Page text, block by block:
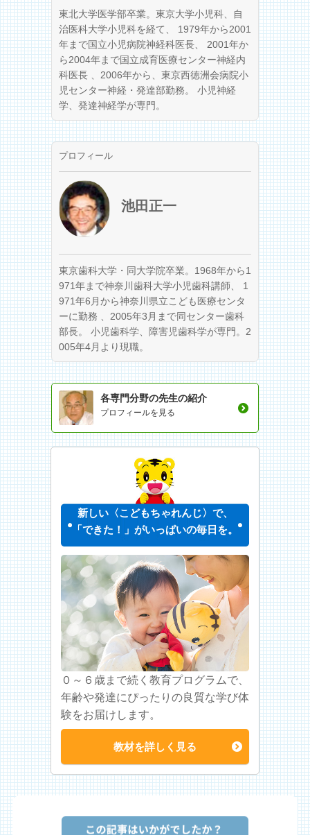
東北大学医学部卒業。東京大学小児科、自
治医科大学小児科を経て、 1979年から2001
年まで国立小児病院神経科医長、 2001年か
ら2004年まで国立成育医療センター神経内
科医長 、2006年から、東京西徳洲会病院小
児センター神経・発達部勤務。 小児神経
学、発達神経学が専門。
プロフィール
池田正一
東京歯科大学・同大学院卒業。1968年から1
971年まで神奈川歯科大学小児歯科講師、 1
971年6月から神奈川県立こども医療センタ
ーに勤務 、2005年3月まで同センター歯科
部長。 小児歯科学、障害児歯科学が専門。2
005年4月より現職。
各専門分野の先生の紹介
プロフィールを見る
新しい〈こどもちゃれんじ〉で、
「できた！」がいっぱいの毎日を。
０～６歳まで続く教育プログラムで、
年齢や発達にぴったりの良質な学び体
験をお届けします。
教材を詳しく見る